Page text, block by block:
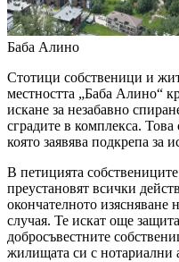
Баба Алино
Стотици собственици и
местността „Баба Алино“
искане за незабавно
сградите в комплекса.
която заявява подкрепа за
В петицията
преустановят всички
окончателното изясняване
случая. Те искат още
добросъвестните
жилищата си с нотариални